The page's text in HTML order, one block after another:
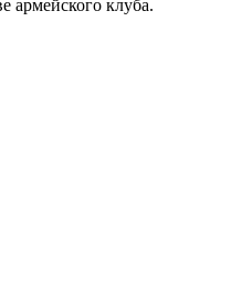
армейского клуба.